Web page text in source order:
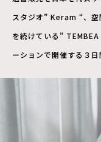
スタジオ” Keram “、空
を続けている ” TEMBEA
ーションで開催する３日